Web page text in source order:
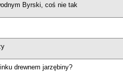
Byrski, coś nie tak
drewnem jarzębiny?